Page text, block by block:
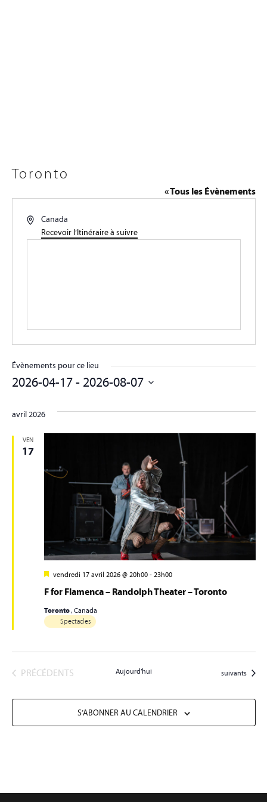
Toronto
« Tous les Évènements
AdresseCanada
Recevoir l’Itinéraire à suivre
Évènements pour ce lieu
2026-04-17 - 2026-08-07
une
date.
avril 2026
VEN
17
F for Flamenca – Randolph Theater – Toronto
vendredi 17 avril 2026 @ 20h00- 23h00
Toronto, Canada
Spectacles
ÉVÈNEMENTS
PRÉCÉDENTS Aujourd’hui Évènements
suivants
S’ABONNER AU CALENDRIER